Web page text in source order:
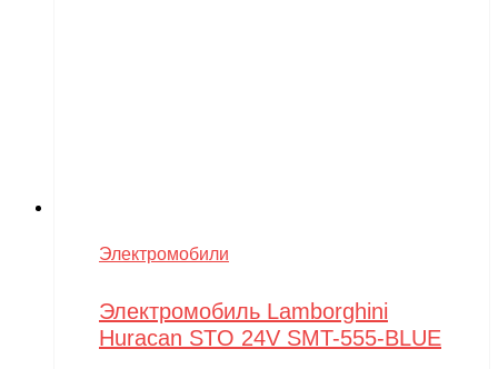
Электромобили
Электромобиль Lamborghini
Huracan STO 24V SMT-555-BLUE